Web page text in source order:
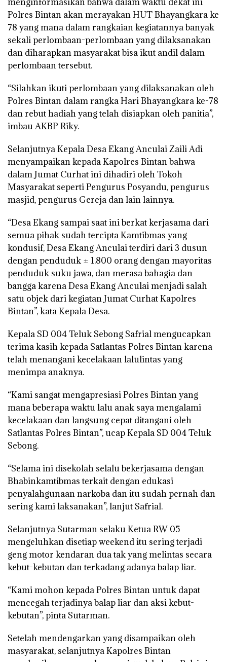
Polres Bintan akan merayakan HUT Bhayangkara ke
78 yang mana dalam rangkaian kegiatannya banyak
sekali perlombaan-perlombaan yang dilaksanakan
dan diharapkan masyarakat bisa ikut andil dalam
perlombaan tersebut.
“Silahkan ikuti perlombaan yang dilaksanakan oleh
Polres Bintan dalam rangka Hari Bhayangkara ke-78
dan rebut hadiah yang telah disiapkan oleh panitia”,
imbau AKBP Riky.
Selanjutnya Kepala Desa Ekang Anculai Zaili Adi
menyampaikan kepada Kapolres Bintan bahwa
dalam Jumat Curhat ini dihadiri oleh Tokoh
Masyarakat seperti Pengurus Posyandu, pengurus
masjid, pengurus Gereja dan lain lainnya.
“Desa Ekang sampai saat ini berkat kerjasama dari
semua pihak sudah tercipta Kamtibmas yang
kondusif, Desa Ekang Anculai terdiri dari 3 dusun
dengan penduduk ± 1.800 orang dengan mayoritas
penduduk suku jawa, dan merasa bahagia dan
bangga karena Desa Ekang Anculai menjadi salah
satu objek dari kegiatan Jumat Curhat Kapolres
Bintan”, kata Kepala Desa.
Kepala SD 004 Teluk Sebong Safrial mengucapkan
terima kasih kepada Satlantas Polres Bintan karena
telah menangani kecelakaan lalulintas yang
menimpa anaknya.
“Kami sangat mengapresiasi Polres Bintan yang
mana beberapa waktu lalu anak saya mengalami
kecelakaan dan langsung cepat ditangani oleh
Satlantas Polres Bintan”, ucap Kepala SD 004 Teluk
Sebong.
“Selama ini disekolah selalu bekerjasama dengan
Bhabinkamtibmas terkait dengan edukasi
penyalahgunaan narkoba dan itu sudah pernah dan
sering kami laksanakan”, lanjut Safrial.
Selanjutnya Sutarman selaku Ketua RW 05
mengeluhkan disetiap weekend itu sering terjadi
geng motor kendaran dua tak yang melintas secara
kebut-kebutan dan terkadang adanya balap liar.
“Kami mohon kepada Polres Bintan untuk dapat
mencegah terjadinya balap liar dan aksi kebut-
kebutan”, pinta Sutarman.
Setelah mendengarkan yang disampaikan oleh
masyarakat, selanjutnya Kapolres Bintan